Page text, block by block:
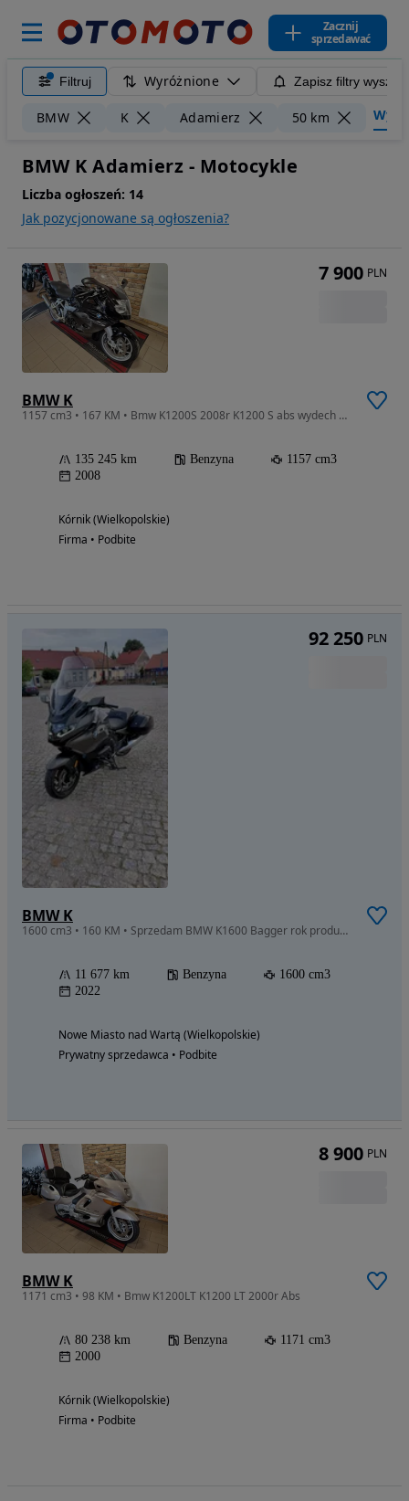
Zacznij
sprzedawać
Filtruj Wyróżnione Zapisz filtry
BMW K Adamierz 50 km
BMW K Adamierz - Motocykle
Liczba ogłoszeń: 14
Jak pozycjonowane są ogłoszenia?
BMW K
1157 cm3 • 167 KM • Bmw K1200S 2008r K1200 S abs wydech Akrapovic
135 245 km Benzyna
1157 cm3
2008
Kórnik (Wielkopolskie)
Firma • Podbite
7 900 PLN
BMW K
1600 cm3 • 160 KM • Sprzedam BMW K1600 Bagger rok produkcji 2022 przebieg 11677 km.
11 677 km Benzyna
1600 cm3
2022
Nowe Miasto nad Wartą (Wielkopolskie)
Prywatny sprzedawca • Podbite
92 250 PLN
BMW K
1171 cm3 • 98 KM • Bmw K1200LT K1200 LT 2000r Abs
80 238 km Benzyna
1171 cm3
2000
Kórnik (Wielkopolskie)
Firma • Podbite
8 900 PLN